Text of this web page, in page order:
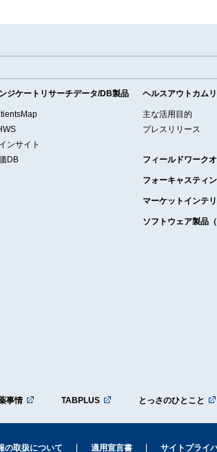
ジケートリサーチデータ/DB製品
ンサイト
DB
ヘルスアウトカム
主な活用目的
プレスリリース
フィールドワーク
フォーキャスティ
マーケットインテ
ソフトウェア製品
事情 TABPLUS とっさのひとこと
の取扱について 適用宣言書 サイトプライ